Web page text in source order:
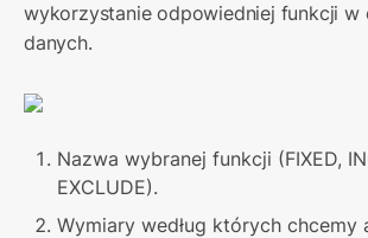
wykorzystanie odpowiedniej funkcji w
danych.
Nazwa wybranej funkcji (FIXED,
EXCLUDE).
Wymiary według których chcemy